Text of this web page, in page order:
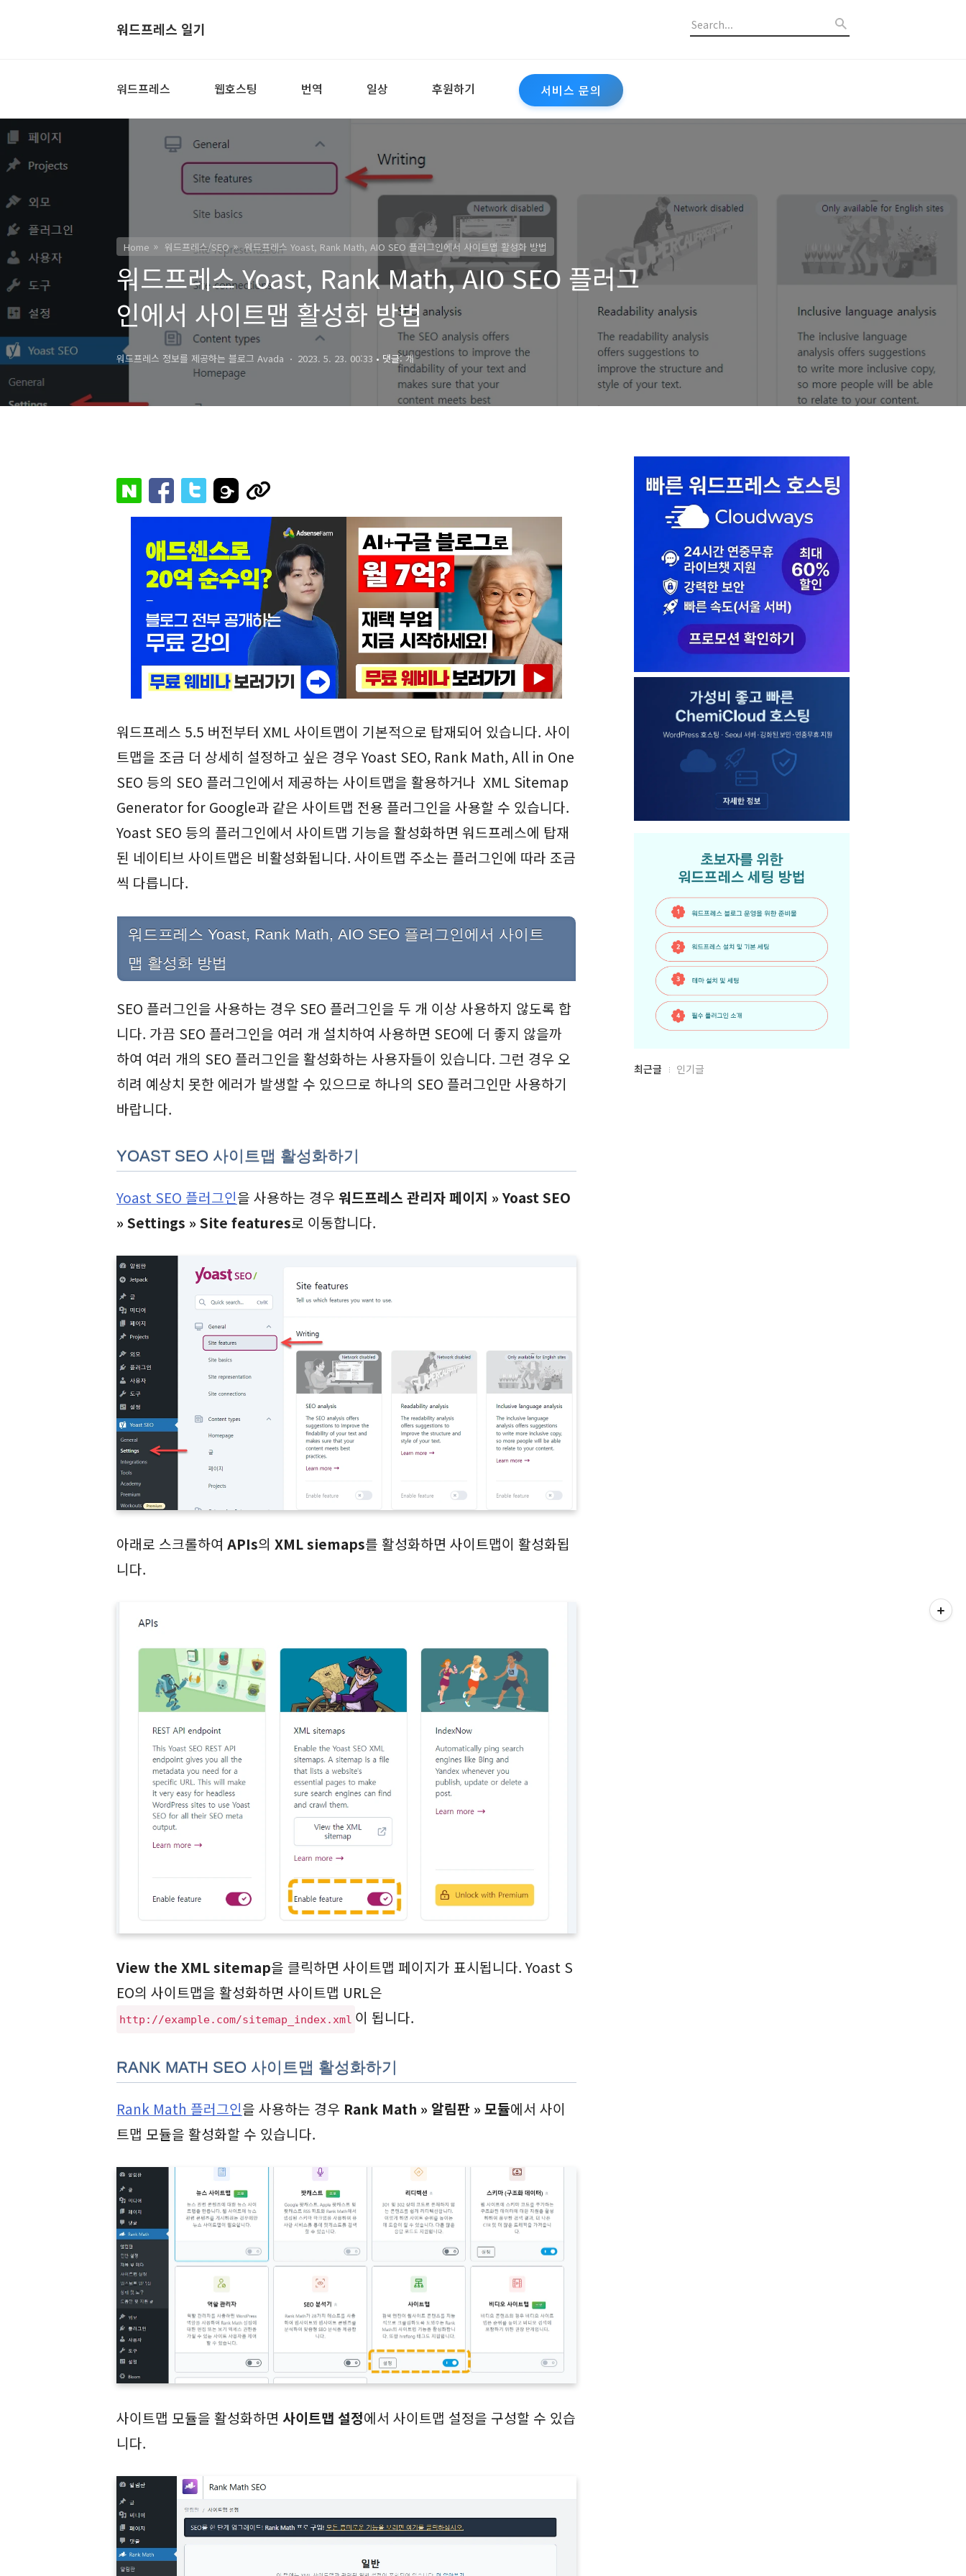
워드프레스 일기
워드프레스 웹호스팅 번역 일상 후원하기 서비스 문의
Home 워드프레스/SEO 워드프레스 Yoast, Rank Math, AIO SEO 플러그인에서 사이트맵 활성화 방법
워드프레스 Yoast, Rank Math, AIO SEO 플러그
인에서 사이트맵 활성화 방법
워드프레스 정보를 제공하는 블로그 Avada 2023. 5. 23. 00:33 • 댓글:개
워드프레스 5.5 버전부터 XML 사이트맵이 기본적으로 탑재되어 있습니다. 사이
트맵을 조금 더 상세히 설정하고 싶은 경우 Yoast SEO, Rank Math, All in One
SEO 등의 SEO 플러그인에서 제공하는 사이트맵을 활용하거나 XML Sitemap
Generator for Google과 같은 사이트맵 전용 플러그인을 사용할 수 있습니다.
Yoast SEO 등의 플러그인에서 사이트맵 기능을 활성화하면 워드프레스에 탑재
된 네이티브 사이트맵은 비활성화됩니다. 사이트맵 주소는 플러그인에 따라 조금
씩 다릅니다.
워드프레스 Yoast, Rank Math, AIO SEO 플러그인에서 사이트
맵 활성화 방법
SEO 플러그인을 사용하는 경우 SEO 플러그인을 두 개 이상 사용하지 않도록 합
니다. 가끔 SEO 플러그인을 여러 개 설치하여 사용하면 SEO에 더 좋지 않을까
하여 여러 개의 SEO 플러그인을 활성화하는 사용자들이 있습니다. 그런 경우 오
히려 예상치 못한 에러가 발생할 수 있으므로 하나의 SEO 플러그인만 사용하기
바랍니다.
YOAST SEO 사이트맵 활성화하기
Yoast SEO 플러그인을 사용하는 경우 워드프레스 관리자 페이지 » Yoast SEO
» Settings » Site features로 이동합니다.
아래로 스크롤하여 APIs의 XML siemaps를 활성화하면 사이트맵이 활성화됩
니다.
View the XML sitemap을 클릭하면 사이트맵 페이지가 표시됩니다. Yoast S
EO의 사이트맵을 활성화하면 사이트맵 URL은
http://example.com/sitemap_index.xml 이 됩니다.
RANK MATH SEO 사이트맵 활성화하기
Rank Math 플러그인을 사용하는 경우 Rank Math » 알림판 » 모듈에서 사이
트맵 모듈을 활성화할 수 있습니다.
사이트맵 모듈을 활성화하면 사이트맵 설정에서 사이트맵 설정을 구성할 수 있습
니다.
최
최근글 인기글